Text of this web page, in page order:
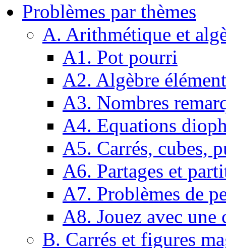
Problèmes par thèmes
A. Arithmétique et
A1. Pot pourri
A2. Algèbre
A3. Nombres
A4. Equations
A5. Carrés, cubes,
A6. Partages et
A7. Problèmes de
A8. Jouez avec une
B. Carrés et figures